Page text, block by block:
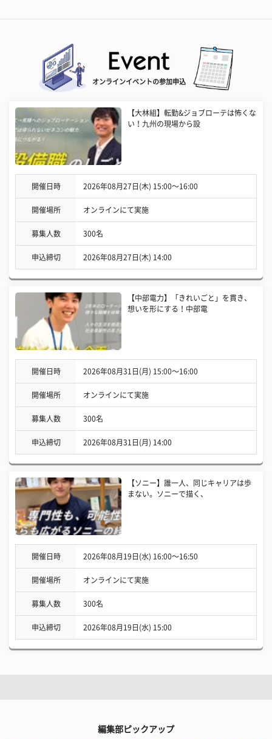
オンラインイベントの参加申込
【大林組】転勤&ジョブローテは怖くな
い！九州の現場から設
開催日時 2026年08月27日(木) 15:00〜16:00
開催場所 オンラインにて実施
募集人数 300名
申込締切 2026年08月27日(木) 14:00
【中部電力】「きれいごと」を貫き、
想いを形にする！中部電
開催日時 2026年08月31日(月) 15:00〜16:00
開催場所 オンラインにて実施
募集人数 300名
申込締切 2026年08月31日(月) 14:00
【ソニー】誰一人、同じキャリアは歩
まない。ソニーで描く、
開催日時 2026年08月19日(水) 16:00〜16:50
開催場所 オンラインにて実施
募集人数 300名
申込締切 2026年08月19日(水) 15:00
編集部ピックアップ